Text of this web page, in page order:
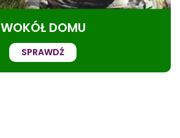
WOKÓŁ DOMU
SPRAWDŹ